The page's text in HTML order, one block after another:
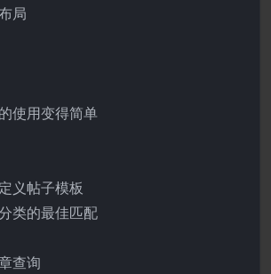
局
使用变得简单
义帖子模板
类的最佳匹配
查询